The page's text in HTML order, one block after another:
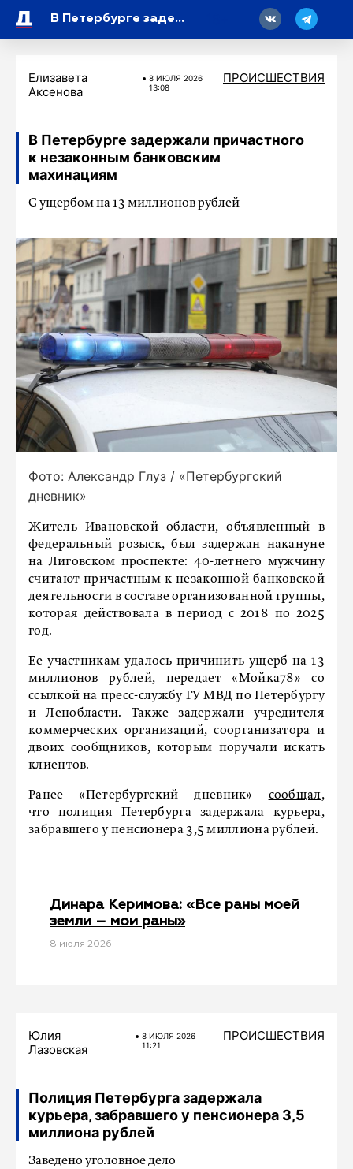
В Петербурге задержали причастного к незаконным банковским махинациям
Елизавета
Аксенова
8 ИЮЛЯ 2026
13:08
ПРОИСШЕСТВИЯ
В Петербурге задержали причастного
к незаконным банковским
махинациям
С ущербом на 13 миллионов рублей
Фото: Александр Глуз / «Петербургский
дневник»
Житель Ивановской области, объявленный в
федеральный розыск, был задержан накануне
на Лиговском проспекте: 40-летнего мужчину
считают причастным к незаконной банковской
деятельности в составе организованной группы,
которая действовала в период с 2018 по 2025
год.
Ее участникам удалось причинить ущерб на 13
миллионов рублей, передает «Мойка78» со
ссылкой на пресс-службу ГУ МВД по Петербургу
и Ленобласти. Также задержали учредителя
коммерческих организаций, соорганизатора и
двоих сообщников, которым поручали искать
клиентов.
Ранее «Петербургский дневник» сообщал,
что полиция Петербурга задержала курьера,
забравшего у пенсионера 3,5 миллиона рублей.
Динара Керимова: «Все раны моей
земли – мои раны»
8 июля 2026
Юлия
Лазовская
8 ИЮЛЯ 2026
11:21
ПРОИСШЕСТВИЯ
Полиция Петербурга задержала
курьера, забравшего у пенсионера 3,5
миллиона рублей
Заведено уголовное дело